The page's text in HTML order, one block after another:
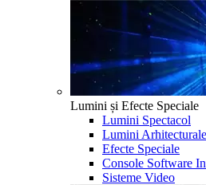
Lumini și Efecte Speciale
Lumini Spectacol
Lumini Arhitecturale
Efecte Speciale
Console Software
Sisteme Video